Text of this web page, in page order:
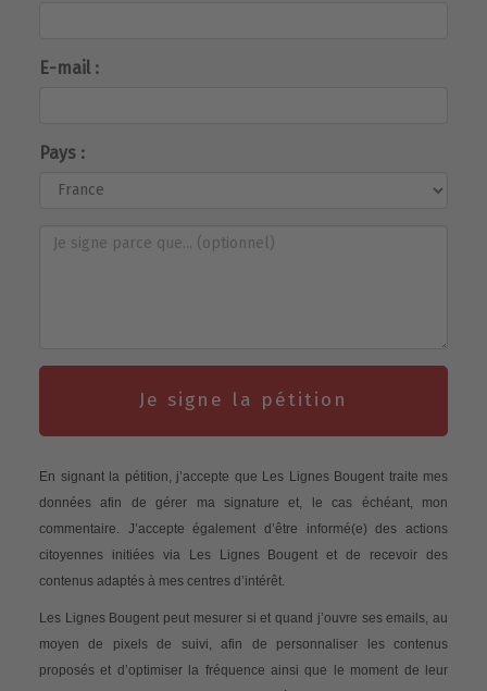
E-mail :
Pays :
Je signe la pétition
En signant la pétition, j’accepte que Les Lignes Bougent traite mes
données afin de gérer ma signature et, le cas échéant, mon
commentaire. J’accepte également d’être informé(e) des actions
citoyennes initiées via Les Lignes Bougent et de recevoir des
contenus adaptés à mes centres d’intérêt.
Les Lignes Bougent peut mesurer si et quand j’ouvre ses emails, au
moyen de pixels de suivi, afin de personnaliser les contenus
proposés et d’optimiser la fréquence ainsi que le moment de leur